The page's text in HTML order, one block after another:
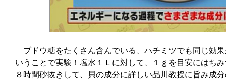
ブドウ糖をたくさん含んでいる、ハチミツでも同じ効
いうことで実験！塩水１Ｌに対して、１ｇを目安にはち
８時間砂抜きして、貝の成分に詳しい品川教授に旨み成